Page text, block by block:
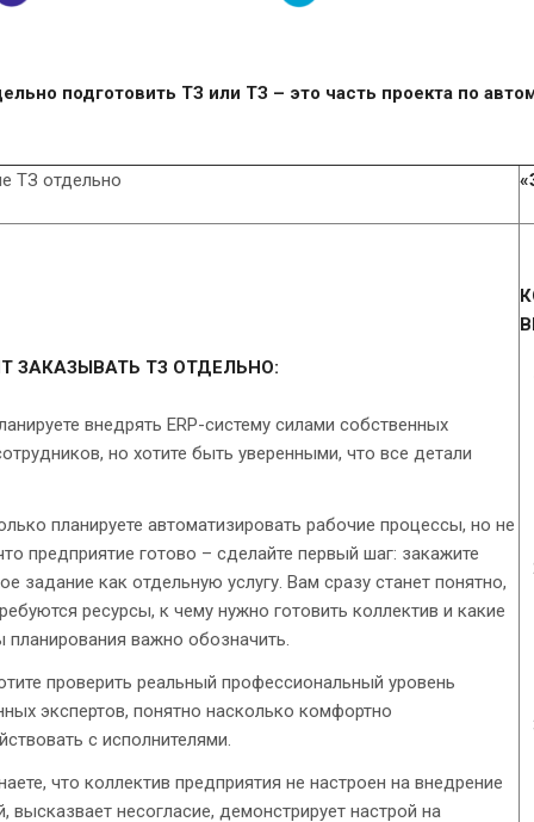
подготовить ТЗ или ТЗ – это часть проекта по
ТЗ отдельно
ЗАКАЗЫВАТЬ ТЗ ОТДЕЛЬНО:
внедрять ERP-систему силами собственных
но хотите быть уверенными, что все детали
планируете автоматизировать рабочие процессы, но не
предприятие готово – сделайте первый шаг: закажите
задание как отдельную услугу. Вам сразу станет понятно,
ресурсы, к чему нужно готовить коллектив и какие
планирования важно обозначить.
проверить реальный профессиональный уровень
экспертов, понятно насколько комфортно
с исполнителями.
что коллектив предприятия не настроен на внедрение
высказвает несогласие, демонстрирует настрой на